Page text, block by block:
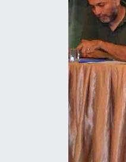
Resmi ilanlar